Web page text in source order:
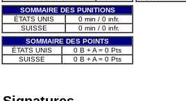
SOMMAIRE DES PUNITIONS
ÉTATS UNIS
0 min / 0 infr.
SUISSE
0 min / 0 infr.
SOMMAIRE DES POINTS
ÉTATS UNIS
0 B + A = 0 Pts
SUISSE
0 B + A = 0 Pts